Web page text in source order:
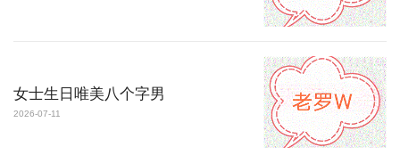
女士生日唯美八个字男
2026-07-11